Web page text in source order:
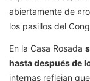
abiertamente de
los pasillos del
En la Casa Rosada
hasta después de
internas reflejan